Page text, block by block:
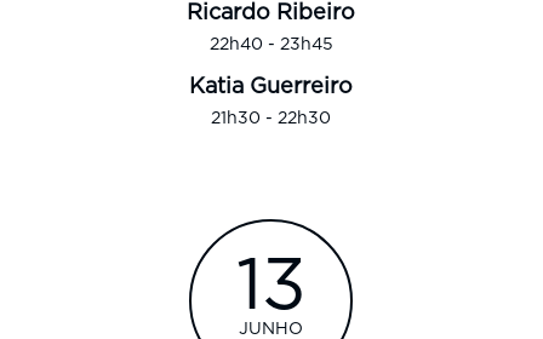
Ricardo Ribeiro
22h40 - 23h45
Katia Guerreiro
21h30 - 22h30
13
JUNHO